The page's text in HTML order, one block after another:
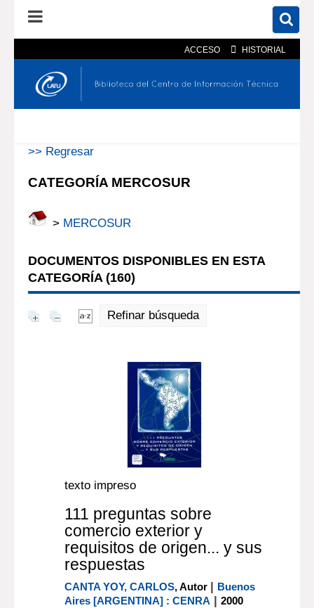
ACCESO HISTORIAL
En el catálogo En el sitio
>> Regresar
CATEGORÍA MERCOSUR
> MERCOSUR
DOCUMENTOS DISPONIBLES EN ESTA
CATEGORÍA (160)
Refinar búsqueda
texto impreso
111 preguntas sobre
comercio exterior y
requisitos de origen... y sus
respuestas
CANTA YOY, CARLOS, Autor | Buenos
Aires [ARGENTINA] : CENRA |2000